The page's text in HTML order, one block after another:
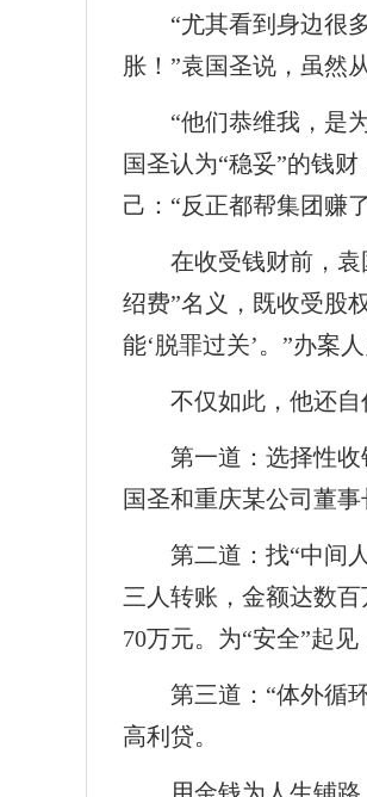
“尤其看到身边很
胀！”袁国圣说，虽然
“他们恭维我，是
国圣认为“稳妥”的钱
己：“反正都帮集团赚
在收受钱财前，
绍费”名义，既收受股
能‘脱罪过关’。”办案人
不仅如此，他还
第一道：选择性
国圣和重庆某公司董
第二道：找“中间
三人转账，金额达数
70万元。为“安全”起
第三道：“体外循
高利贷。